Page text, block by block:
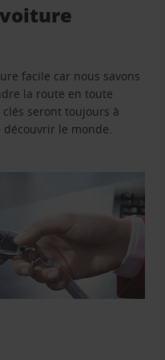
facile car nous savons
la route en toute
seront toujours à
le monde.